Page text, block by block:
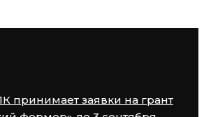
принимает заявки на грант